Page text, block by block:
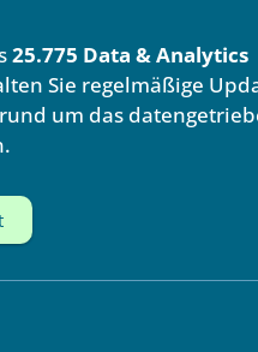
25.775 Data & Analytics
Sie regelmäßige
um das